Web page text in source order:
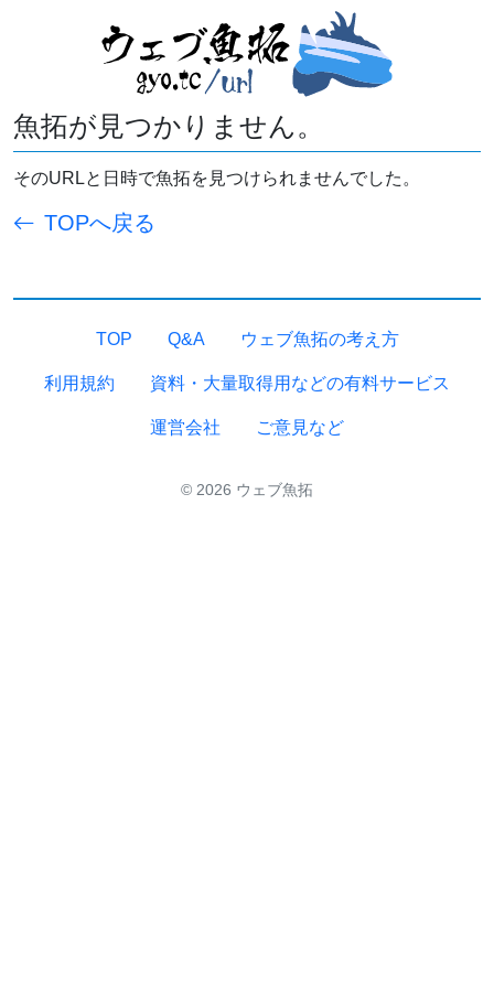
魚拓が見つかりません。
そのURLと日時で魚拓を見つけられませんでした。
TOPへ戻る
TOP Q&A ウェブ魚拓の考え方
利用規約 資料・大量取得用などの有料サービス
運営会社 ご意見など
© 2026 ウェブ魚拓